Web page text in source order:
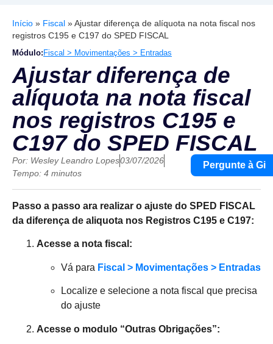
Início » Fiscal » Ajustar diferença de alíquota na nota fiscal nos
registros C195 e C197 do SPED FISCAL
Módulo: Fiscal > Movimentações > Entradas
Ajustar diferença de
alíquota na nota fiscal
nos registros C195 e
C197 do SPED FISCAL
Por: Wesley Leandro Lopes03/07/2026
Tempo: 4 minutos
Pergunte à Gi
Passo a passo ara realizar o ajuste do SPED FISCAL
da diferença de aliquota nos Registros C195 e C197:
Acesse a nota fiscal:
Vá para Fiscal > Movimentações > Entradas
Localize e selecione a nota fiscal que precisa
do ajuste
Acesse o modulo “Outras Obrigações”: